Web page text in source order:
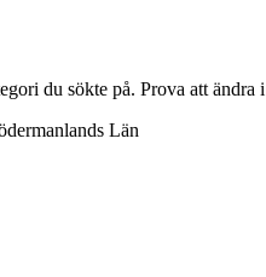
du sökte på. Prova att ändra
Län